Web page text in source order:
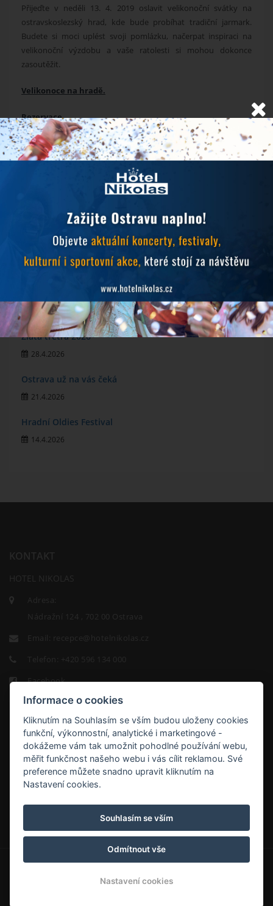
Přijeďte v neděli 13. 4. 2019 oslavit velikonoční svátky na
ostravskoslezský hrad, kde bude probíhat tradiční jarmark.
Budete si moci uplést svoji pomlázku, načerpat inspiraci na
velikonoční výzdobu a vaše ratolesti si mohou dokonce
zasoutěžit.
Velikonoce na hradě.
Rezervace.
Prodlužujeme snídaně během hudebních festivalů
10.6.2026
13.5.2026
Zlatá tretra 2026
28.4.2026
Ostrava už na vás čeká
21.4.2026
Hradní Oldies Festival
14.4.2026
HOTEL NIKOLAS
Adresa:
Nádražní 124 , 702 00 Ostrava
Email:
recepce@hotelnikolas.cz
Telefon:
+420 596 134 000
Facebook
HOTEL
NIKOLAS
Informace o cookies
Kliknutím na Souhlasím se vším budou uloženy cookies
funkční, výkonnostní, analytické i marketingové -
dokážeme vám tak umožnit pohodlné používání webu,
měřit funkčnost našeho webu i vás cílit reklamou. Své
preference můžete snadno upravit kliknutím na
Nastavení cookies.
Souhlasím se vším
Odmítnout vše
Nastavení cookies